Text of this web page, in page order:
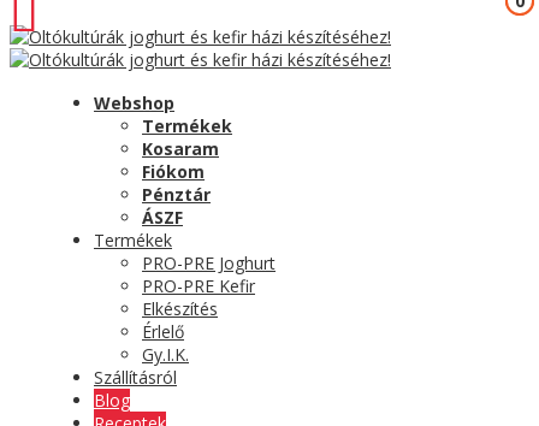
Webshop
Termékek
Kosaram
Fiókom
Pénztár
ÁSZF
Termékek
PRO-PRE Joghurt
PRO-PRE Kefir
Elkészítés
Érlelő
Gy.I.K.
Szállításról
Blog